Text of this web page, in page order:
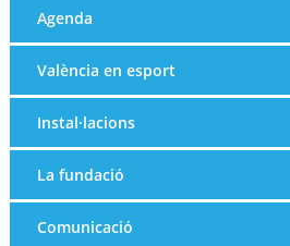
Agenda
València en esport
Instal·lacions
La fundació
Comunicació